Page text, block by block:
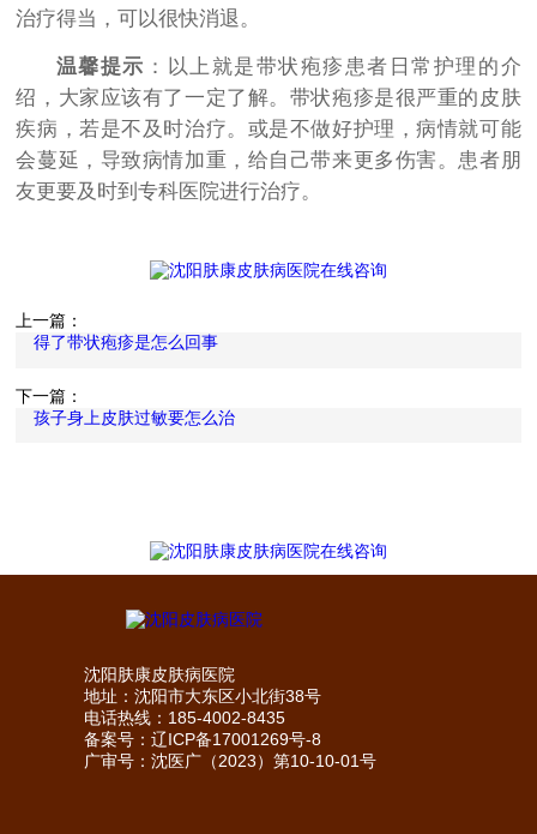
治疗得当，可以很快消退。
温馨提示 ：以上就是带状疱疹患者日常护理的介
绍，大家应该有了一定了解。带状疱疹是很严重的皮肤
疾病，若是不及时治疗。或是不做好护理，病情就可能
会蔓延，导致病情加重，给自己带来更多伤害。患者朋
友更要及时到专科医院进行治疗。
上一篇：
得了带状疱疹是怎么回事
下一篇：
孩子身上皮肤过敏要怎么治
沈阳肤康皮肤病医院
地址：沈阳市大东区小北街38号
电话热线：185-4002-8435
备案号：辽ICP备17001269号-8
广审号：沈医广（2023）第10-10-01号